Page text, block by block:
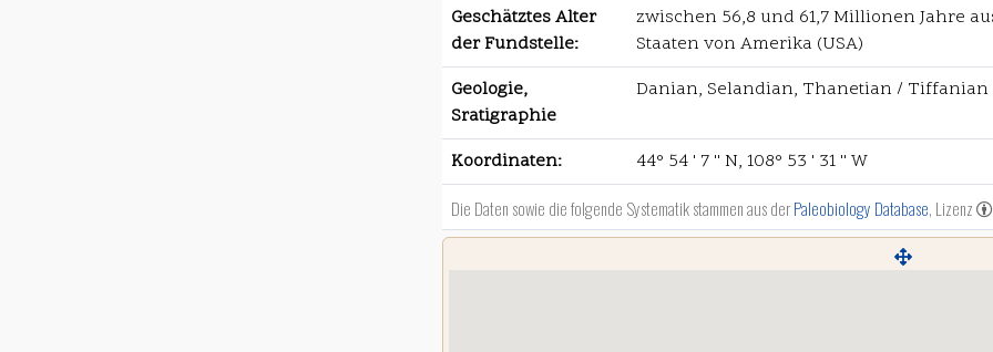
Geschätztes Alter
der Fundstelle:
zwischen 56,8 und 61,7 Millionen Jahre
Staaten von Amerika (USA)
Geologie,
Sratigraphie
Danian, Selandian, Thanetian / Tiffanian
Koordinaten:
44° 54 ' 7 '' N, 108° 53 ' 31 '' W
Die Daten sowie die folgende Systematik stammen aus derPaleobiology Database, Lizenz